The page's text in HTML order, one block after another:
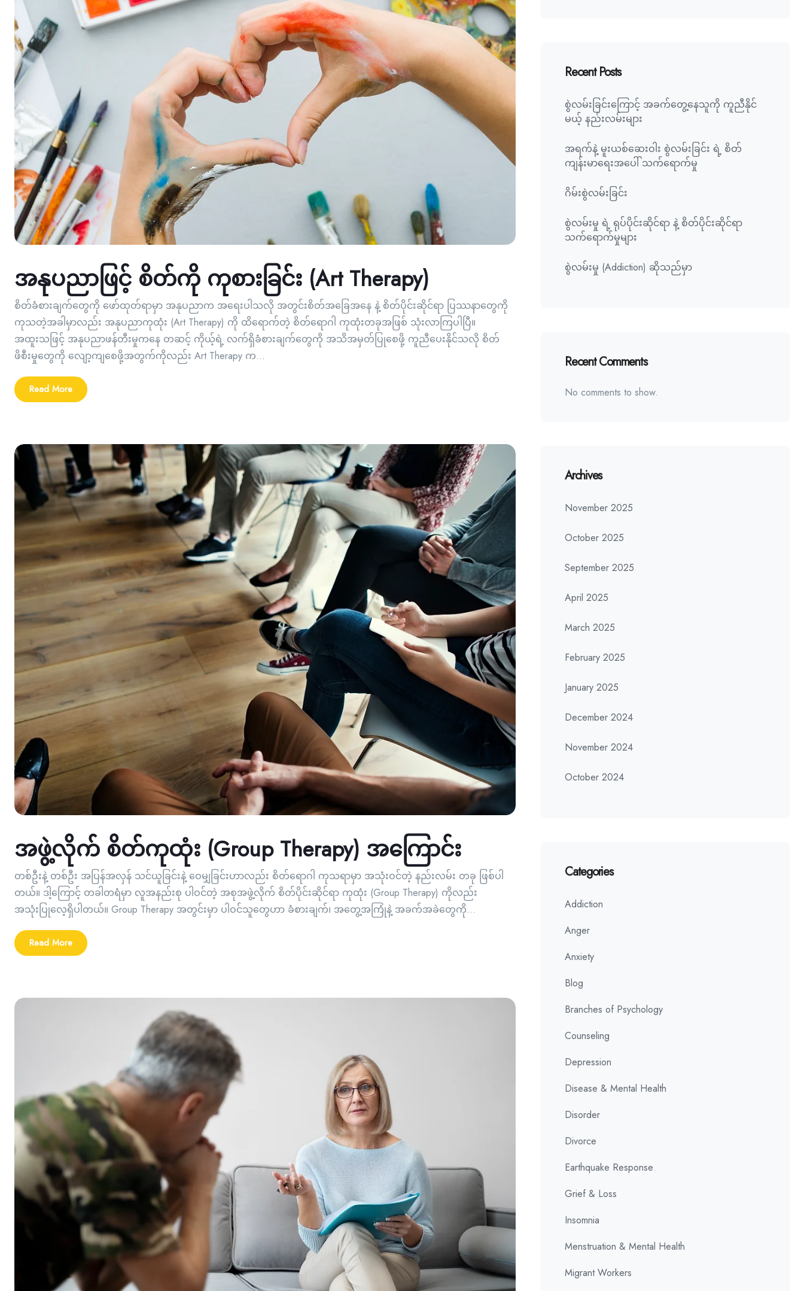
အနုပညာဖြင့် စိတ်ကို ကုစားခြင်း (Art Therapy)
စိတ်ခံစားချက်တွေကို ဖော်ထုတ်ရာမှာ အနုပညာက အရေးပါသလို အတွင်းစိတ်အခြေအနေ နဲ့ စိတ်ပိုင်းဆိုင်ရာ ပြဿနာတွေကို
ကုသတဲ့အခါမှာလည်း အနုပညာကုထုံး (Art Therapy) ကို ထိရောက်တဲ့ စိတ်ရောဂါ ကုထုံးတခုအဖြစ် သုံးလာကြပါပြီ။
အထူးသဖြင့် အနုပညာဖန်တီးမှုကနေ တဆင့် ကိုယ့်ရဲ့ လက်ရှိခံစားချက်တွေကို အသိအမှတ်ပြုစေဖို့ ကူညီပေးနိုင်သလို စိတ်
ဖိစီးမှုတွေကို လျော့ကျစေဖို့အတွက်ကိုလည်း Art Therapy က...
Read More
အဖွဲ့လိုက် စိတ်ကုထုံး (Group Therapy) အကြောင်း
တစ်ဦးနဲ့ တစ်ဦး အပြန်အလှန် သင်ယူခြင်းနဲ့ ဝေမျှခြင်းဟာလည်း စိတ်ရောဂါ ကုသရာမှာ အသုံးဝင်တဲ့ နည်းလမ်း တခု ဖြစ်ပါ
တယ်။ ဒါ့ကြောင့် တခါတရံမှာ လူအနည်းစု ပါဝင်တဲ့ အစုအဖွဲ့လိုက် စိတ်ပိုင်းဆိုင်ရာ ကုထုံး (Group Therapy) ကိုလည်း
အသုံးပြုလေ့ရှိပါတယ်။ Group Therapy အတွင်းမှာ ပါဝင်သူတွေဟာ ခံစားချက်၊ အတွေ့အကြုံနဲ့ အခက်အခဲတွေကို...
Read More
Recent Posts
စွဲလမ်းခြင်းကြောင့် အခက်တွေ့နေသူကို ကူညီနိုင်
မယ့် နည်းလမ်းများ
အရက်နဲ့ မူးယစ်ဆေးဝါး စွဲလမ်းခြင်း ရဲ့ စိတ်
ကျန်းမာရေးအပေါ် သက်ရောက်မှု
ဂိမ်းစွဲလမ်းခြင်း
စွဲလမ်းမှု ရဲ့ ရုပ်ပိုင်းဆိုင်ရာ နဲ့ စိတ်ပိုင်းဆိုင်ရာ
သက်ရောက်မှုများ
စွဲလမ်းမှု (Addiction) ဆိုသည်မှာ
Recent Comments
No comments to show.
Archives
November 2025
October 2025
September 2025
April 2025
March 2025
February 2025
January 2025
December 2024
November 2024
October 2024
Categories
Addiction
Anger
Anxiety
Blog
Branches of Psychology
Counseling
Depression
Disease & Mental Health
Disorder
Divorce
Earthquake Response
Grief & Loss
Insomnia
Menstruation & Mental Health
Migrant Workers